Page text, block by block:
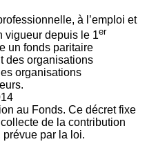
à l’emploi et
vigueur depuis le 1er
un fonds paritaire
des organisations
organisations
au Fonds. Ce décret fixe
de la contribution
par la loi.